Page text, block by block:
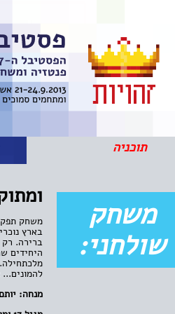
תוכניה
משחק
שולחני:
משחק
בארץ
ברירה.
היחידים
מנחה: